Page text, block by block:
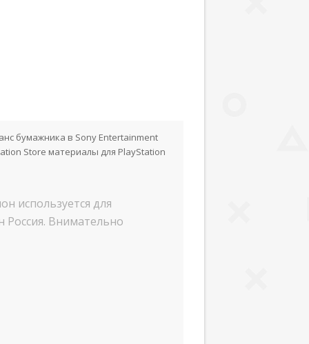
бумажника в Sony Entertainment
Store материалы для PlayStation
используется для
Россия. Внимательно